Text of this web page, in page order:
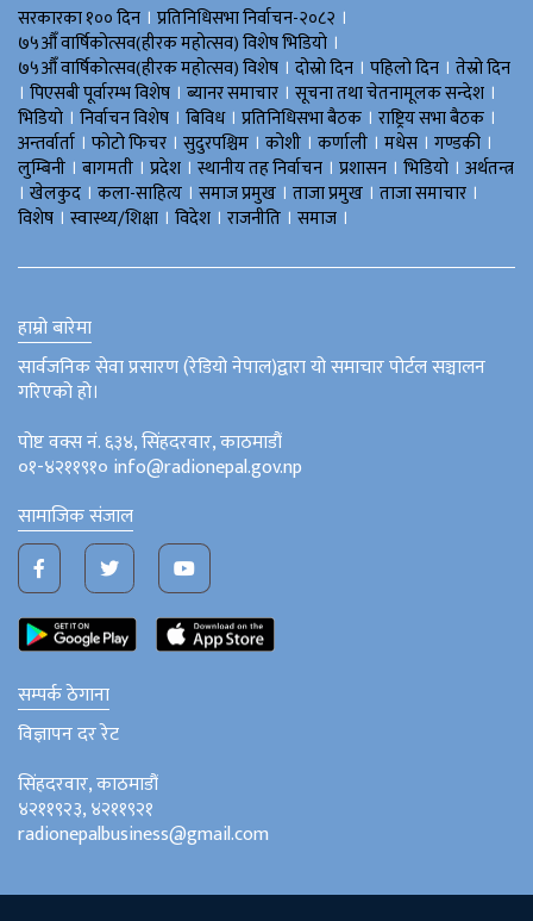
सरकारका १०० दिन । प्रतिनिधिसभा निर्वाचन-२०८२ ।
७५औँ वार्षिकोत्सव(हीरक महोत्सव) विशेष भिडियाे ।
७५औँ वार्षिकोत्सव(हीरक महोत्सव) विशेष । दोस्रो दिन । पहिलो दिन । तेस्रो दिन
। पिएसबी पूर्वारम्भ विशेष । ब्यानर समाचार । सूचना तथा चेतनामूलक सन्देश ।
भिडियाे । निर्वाचन विशेष । बिविध। प्रतिनिधिसभा बैठक । राष्ट्रिय सभा बैठक ।
अन्तर्वार्ता । फोटो फिचर । सुदुरपश्चिम । काेशी । कर्णाली । मधेस । गण्डकी ।
लुम्बिनी । बागमती । प्रदेश । स्थानीय तह निर्वाचन । प्रशासन । भिडियो । अर्थतन्त्र
। खेलकुद । कला-साहित्य । समाज प्रमुख । ताजा प्रमुख । ताजा समाचार ।
विशेष । स्वास्थ्य/शिक्षा । विदेश । राजनीति । समाज ।
हाम्रो बारेमा
सार्वजनिक सेवा प्रसारण (रेडियो नेपाल)द्वारा यो समाचार पोर्टल सञ्चालन
गरिएको हो।
पोष्ट वक्स नं. ६३४, सिंहदरवार, काठमाडौं
०१-४२११९१० info@radionepal.gov.np
सामाजिक संजाल
सम्पर्क ठेगाना
विज्ञापन दर रेट
सिंहदरवार, काठमाडौं
४२११९२३, ४२११९२१
radionepalbusiness@gmail.com